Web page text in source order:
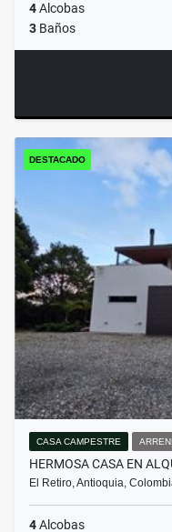
4Alcobas
3 Baños
DESTACADO
CASA CAMPESTRE
HERMOSA CASA EN
El Retiro, Antioquia,
4Alcobas